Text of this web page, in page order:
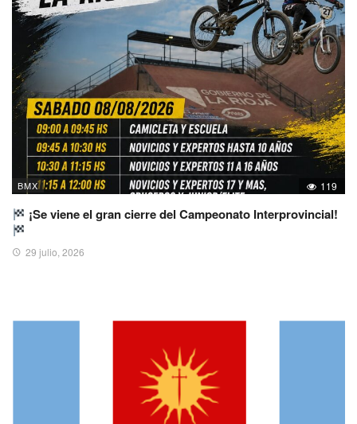
BMX 119
¡Se viene el gran cierre del Campeonato Interprovincial!
29 julio, 2026